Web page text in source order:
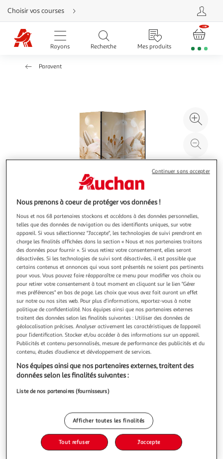
Aller
directement
au
contenu
Aller
directement
Aller
Choisir vos courses
Rayons Recherche Mes produits
Paravent
à
Illustration
précédente
Illustration
suivante
PARIS PRIX
Paravent 3 volets royal entourage 135x172cm
Informations Techniques : Dimensions : L. 172 x l. 135 cm
Matière : Structure : Bois Revêtement : Toile intissée
Spécificités : Nombre de panneaux : 3 Impression Full HD de
haute qualité recto/verso Toile en fiseline : agréable au
toucher et sans agrafes visibles Structure solide en bois
pour une
En savoir +
Vendu par Paris Prix
Livraison dès 1/2 semaines
19,99€
Plus d'options
dont 0,66€ d'éco part. mobilier.
Nous prenons à coeur de protéger vos données !
Nous et nos 68 partenaires stockons et accédons à des données personnelles,
telles que des données de navigation ou des identifiants uniques, sur votre
appareil. Si vous sélectionnez "J'accepte", les technologies de suivi prendront en
charge les finalités affichées dans la section « Nous et nos partenaires traitons
des données pour fournir ». Si vous retirez votre consentement, elles seront
désactivées. Si les technologies de suivi sont désactivées, il est possible que
certains contenus et annonces qui vous sont présentés ne soient pas pertinents
pour vous. Vous pouvez faire réapparaître ce menu pour modifier vos choix ou
pour retirer votre consentement à tout moment en cliquant sur le lien "Gérer
mes préférences" en bas de page. Les choix que vous avez fait auront un effet
sur notre ou nos sites web. Pour plus d’informations, reportez-vous à notre
politique de confidentialité. Nos équipes ainsi que nos partenaires externes
traitent des données selon les finalités suivantes : Utiliser des données de
géolocalisation précises. Analyser activement les caractéristiques de l’appareil
pour l’identification. Stocker et/ou accéder à des informations sur un appareil.
Publicités et contenu personnalisés, mesure de performance des publicités et du
contenu, études d’audience et développement de services.
Nos équipes ainsi que nos partenaires externes, traitent des
données selon les finalités suivantes :
Liste de nos partenaires (fournisseurs)
Afficher toutes les finalités
Tout refuser J'accepte
Continuer sans accepter